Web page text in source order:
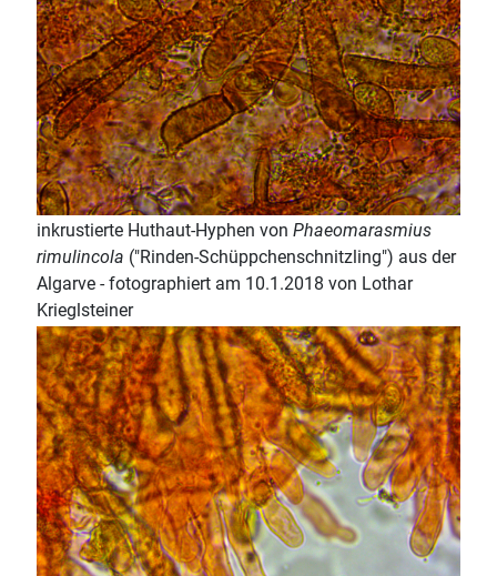
inkrustierte Huthaut-Hyphen von Phaeomarasmius
rimulincola ("Rinden-Schüppchenschnitzling") aus der
Algarve - fotographiert am 10.1.2018 von Lothar
Krieglsteiner